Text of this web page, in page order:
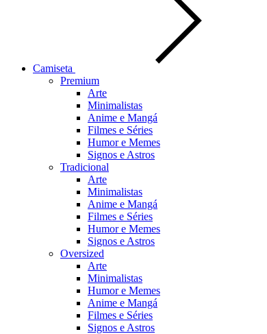
Camiseta
Premium
Arte
Minimalistas
Anime e Mangá
Filmes e Séries
Humor e Memes
Signos e Astros
Tradicional
Arte
Minimalistas
Anime e Mangá
Filmes e Séries
Humor e Memes
Signos e Astros
Oversized
Arte
Minimalistas
Humor e Memes
Anime e Mangá
Filmes e Séries
Signos e Astros